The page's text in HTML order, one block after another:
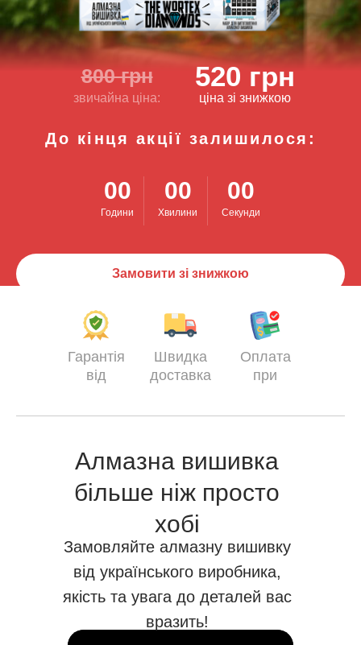
ціна зі знижкою
звичайна ціна:
520 грн
800 грн
До кінця акції залишилося:
00
Години
00
Хвилини
00
Секунди
Замовити зі знижкою
Швидка
доставка
Оплата
при
Гарантія
від
Замовляйте алмазну вишивку
від українського виробника,
якість та увага до деталей вас
вразить!
Алмазна вишивка
більше ніж просто
хобі